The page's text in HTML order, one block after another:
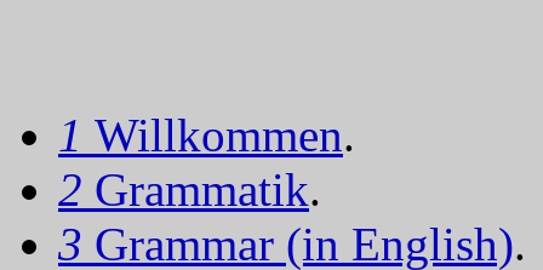
1 Willkommen.
2 Grammatik.
3 Grammar (in English).